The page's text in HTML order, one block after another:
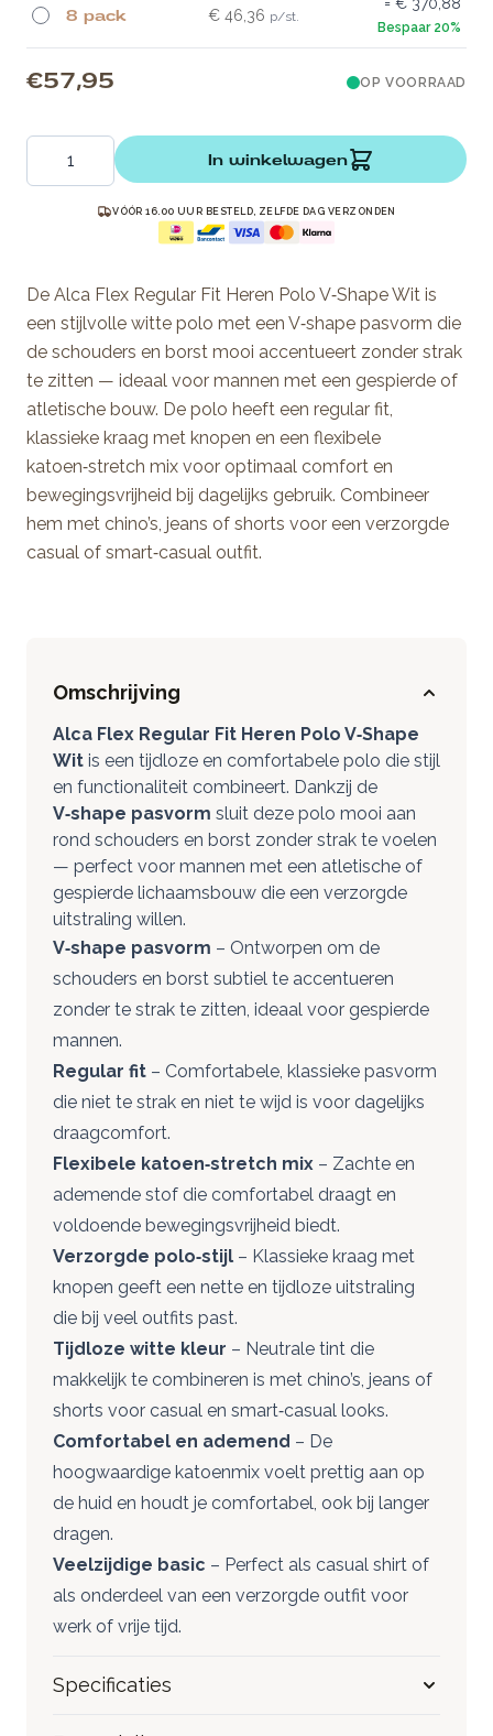
8 pack € 46,36
€ 57,95 OP VOORRAAD
Aantal
In winkelwagen
VÓÓR 16.00 UUR BESTELD, ZELFDE DAG VERZONDEN
De Alca Flex Regular Fit Heren Polo V‑Shape Wit is
een stijlvolle witte polo met een V‑shape pasvorm die
de schouders en borst mooi accentueert zonder strak
te zitten — ideaal voor mannen met een gespierde of
atletische bouw. De polo heeft een regular fit,
klassieke kraag met knopen en een flexibele
katoen‑stretch mix voor optimaal comfort en
bewegingsvrijheid bij dagelijks gebruik. Combineer
hem met chino’s, jeans of shorts voor een verzorgde
casual of smart‑casual outfit.
Omschrijving
Alca Flex Regular Fit Heren Polo V‑Shape
Wit is een tijdloze en comfortabele polo die stijl
en functionaliteit combineert. Dankzij de
V‑shape pasvorm sluit deze polo mooi aan
rond schouders en borst zonder strak te voelen
— perfect voor mannen met een atletische of
gespierde lichaamsbouw die een verzorgde
uitstraling willen.
V‑shape pasvorm – Ontworpen om de
schouders en borst subtiel te accentueren
zonder te strak te zitten, ideaal voor gespierde
mannen.
Regular fit – Comfortabele, klassieke pasvorm
die niet te strak en niet te wijd is voor dagelijks
draagcomfort.
Flexibele katoen‑stretch mix – Zachte en
ademende stof die comfortabel draagt en
voldoende bewegingsvrijheid biedt.
Verzorgde polo‑stijl – Klassieke kraag met
knopen geeft een nette en tijdloze uitstraling
die bij veel outfits past.
Tijdloze witte kleur – Neutrale tint die
makkelijk te combineren is met chino’s, jeans of
shorts voor casual en smart‑casual looks.
Comfortabel en ademend – De
hoogwaardige katoenmix voelt prettig aan op
de huid en houdt je comfortabel, ook bij langer
dragen.
Veelzijdige basic – Perfect als casual shirt of
als onderdeel van een verzorgde outfit voor
werk of vrije tijd.
Specificaties